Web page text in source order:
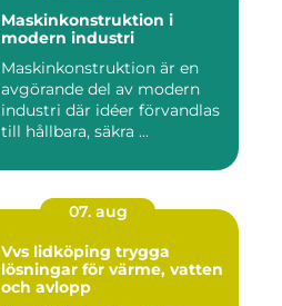
Maskinkonstruktion i
modern industri
Maskinkonstruktion är en
avgörande del av modern
industri där idéer förvandlas
till hållbara, säkra ...
07. aug
Vvs lidköping trygga
lösningar för värme, vatten
och avlopp